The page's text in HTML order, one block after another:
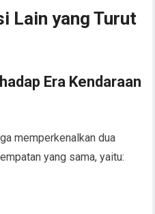
Lain yang Turut
Era Kendaraan
memperkenalkan dua
yang sama, yaitu: